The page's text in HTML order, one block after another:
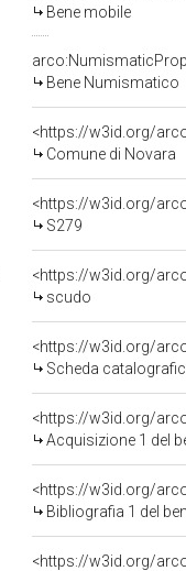
Bene mobile
Bene Numismatico
<https://w3id.org/
Comune di Novara
<https://w3id.org/
S279
<https://w3id.org/
scudo
<https://w3id.org/
Scheda
<https://w3id.org/
Acquisizione 1 del
<https://w3id.org/
Bibliografia 1 del
<https://w3id.org/